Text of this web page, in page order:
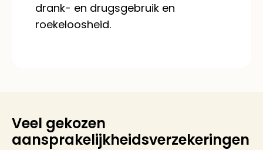
drank- en drugsgebruik en
roekeloosheid.
Veel gekozen
aansprakelijkheidsverzekeringen